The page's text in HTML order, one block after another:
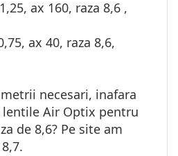
ax 160, raza 8,6 ,
ax 40, raza 8,6,
necesari, inafara
lentile Air Optix pentru
de 8,6? Pe site am